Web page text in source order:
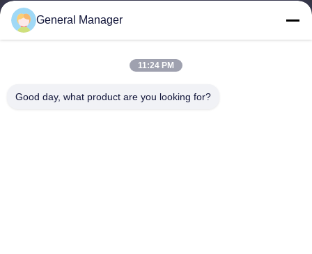
Επικοινωνήστε μαζί μας
Διεύθυνση: Οδός Xingfu Δήμος Licheng Πόλη Jinan, επαρχία
General Manager
11:24 PM
Good day, what product are you looking for?